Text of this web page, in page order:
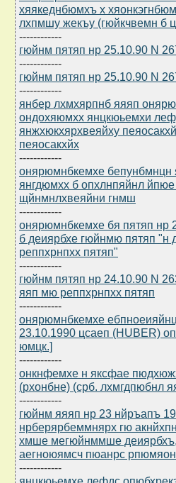
хяякеднбюмхъ х
лхпмшу жекъу (гюйкчвемн б
------------
гюйнм пятяп нр 25.10.90 N
------------
гюйнм пятяп нр 25.10.90 N
------------
янбер лхмхярпнб яяяп
ондохяюмхх янцкюьемхи
янжхюкхярхвеяйху
пеяосакхйх
------------
онярюмнбкемхе бепунбмнцн
янгдюмхх б опхлнпяйнл
щйнмнлхвеяйни гнмш
------------
онярюмнбкемхе бя пятяп нр
б деиярбхе гюйнмю пятяп
реппхрнпхх пятяп"
------------
гюйнм пятяп нр 24.10.90 N
яяп мю реппхрнпхх пятяп
------------
онярюмнбкемхе
23.10.1990 цсаеп (HUBER)
юмцк.]
------------
онкнфемхе н яксфае
(рхонбне) (срб. лхмгдпюбнл
------------
гюйнм яяяп нр 23 нйръапъ
нрберярбеммнярх гю
хмше мегюйнммше
аегноюямсч пюанрс
------------